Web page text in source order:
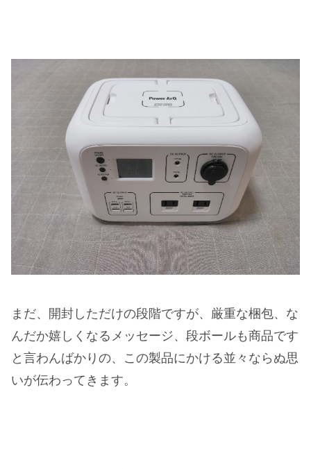
まだ、開封しただけの段階ですが、厳重な梱包、な
んだか嬉しくなるメッセージ、段ボールも商品です
と言わんばかりの、この製品にかける並々ならぬ思
いが伝わってきます。